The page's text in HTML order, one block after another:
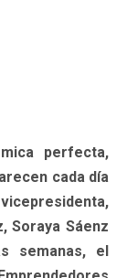
perfecta,
cada día
Soraya Sáenz
semanas, el